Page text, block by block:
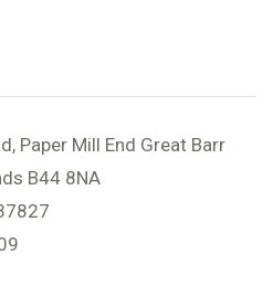
Paper Mill End Great Barr
B44 8NA